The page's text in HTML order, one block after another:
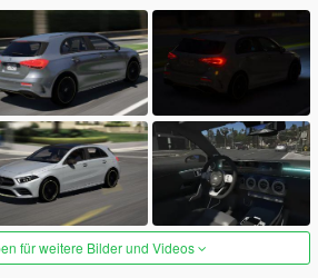
für weitere Bilder und Videos